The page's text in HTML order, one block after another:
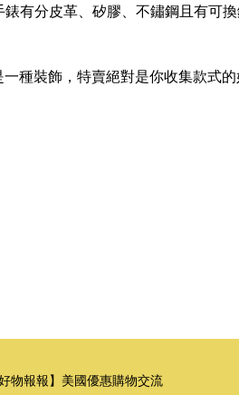
有分皮革、矽膠、不鏽鋼且有可
種裝飾，特賣絕對是你收集款式的
好物報報】美國優惠購物交流